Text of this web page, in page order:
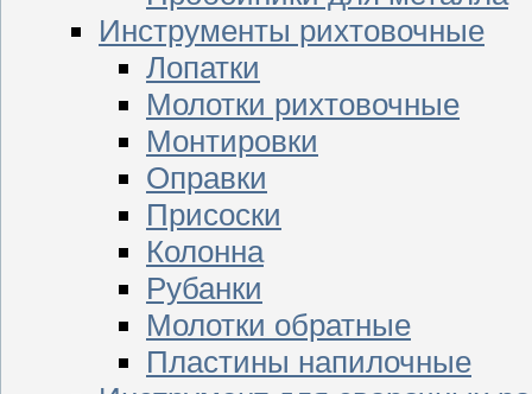
Инструменты рихтовочные
Лопатки
Молотки рихтовочные
Монтировки
Оправки
Присоски
Колонна
Рубанки
Молотки обратные
Пластины напилочные